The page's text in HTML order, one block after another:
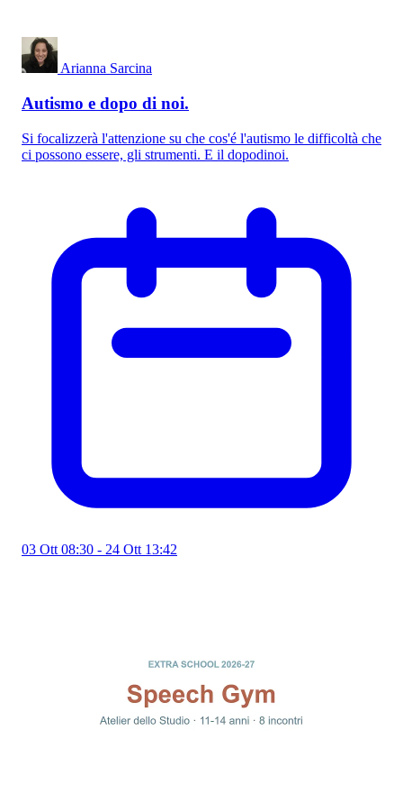
Arianna Sarcina
Autismo e dopo di noi.
Si focalizzerà l'attenzione su che cos'é l'autismo le difficoltà che
ci possono essere, gli strumenti. E il dopodinoi.
03 Ott 08:30 - 24 Ott 13:42